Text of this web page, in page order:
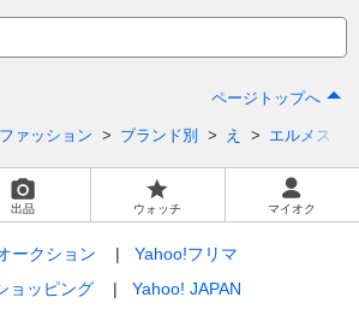
ページトップへ
ファッション ブランド別 え エルメス
出品 ウォッチ マイオク
ークション
Yahoo!フリマ
ョッピング
Yahoo! JAPAN